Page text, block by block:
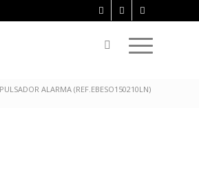
ALARMA (REF.EBESO150210LN)